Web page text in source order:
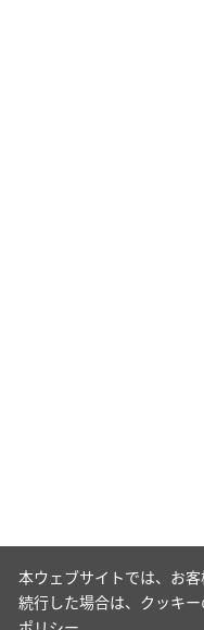
本ウェブサイトでは、お
続行した場合は、クッキ